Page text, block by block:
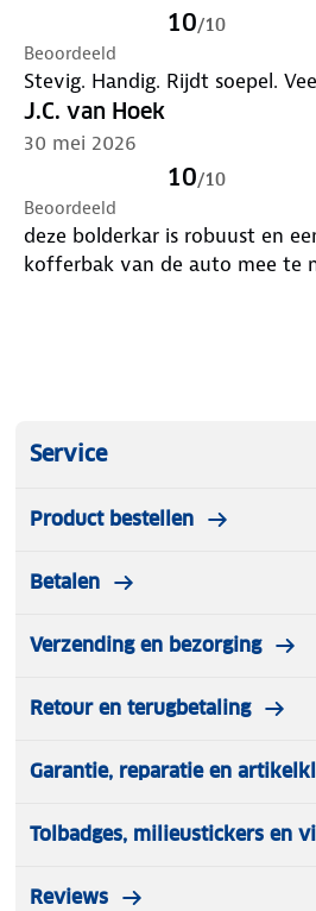
inleveren op functionaliteit.
Onderhoudsvriendelijk
Het hoogwaardige 600D
waterafstotende coating
vocht en slijtage. De
schoonmaken tot een
uitnemen, schoonmaken en
Verpakkingsinhoud
LifeGoods Bolderkar (1x)
Handleiding (1x)
Wielen: 2x 360° draaibaar
Extra's: Ergonomisch handvat
Toepassing: Festivals,
10/10
Beoordeeld
Stevig. Handig. Rijdt soepel.
J.C. van Hoek
30 mei 2026
10/10
Beoordeeld
deze bolderkar is robuust en
kofferbak van de auto mee te
Service
Product bestellen
Betalen
Verzending en bezorging
Retour en terugbetaling
Garantie, reparatie en
Tolbadges, milieustickers en
Reviews